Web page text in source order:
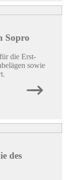
Sopro
die Erst-
sowie
des